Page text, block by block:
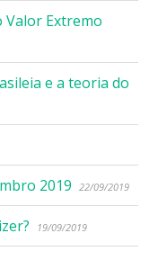
Valor Extremo
e a teoria do
2019 22/09/2019
19/09/2019